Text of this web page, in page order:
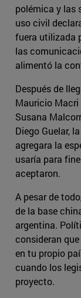
polémica y las
uso civil
fuera utilizada
las
alimentó la
Después de
Mauricio
Susana
Diego Guelar,
agregara la
usaría para
aceptaron.
A pesar de
de la base
argentina.
consideran
en tu propio
cuando los
proyecto.